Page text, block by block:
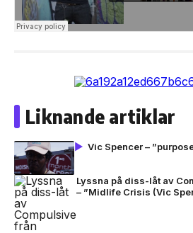
Liknande artiklar
Vic Spencer –
Lyssna på diss-låt av
– ”Midlife Crisis (Vic